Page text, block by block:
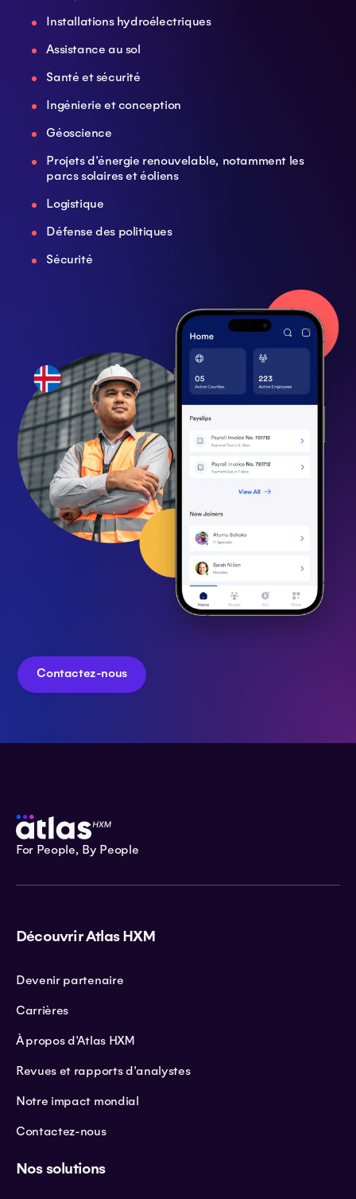
Installations hydroélectriques
Assistance au sol
Santé et sécurité
Ingénierie et conception
Géoscience
Projets d'énergie renouvelable, notamment les
parcs solaires et éoliens
Logistique
Défense des politiques
Sécurité
Contactez-nous
For People, By People
Découvrir Atlas HXM
Devenir partenaire
Carrières
À propos d'Atlas HXM
Revues et rapports d'analystes
Notre impact mondial
Contactez-nous
Nos solutions